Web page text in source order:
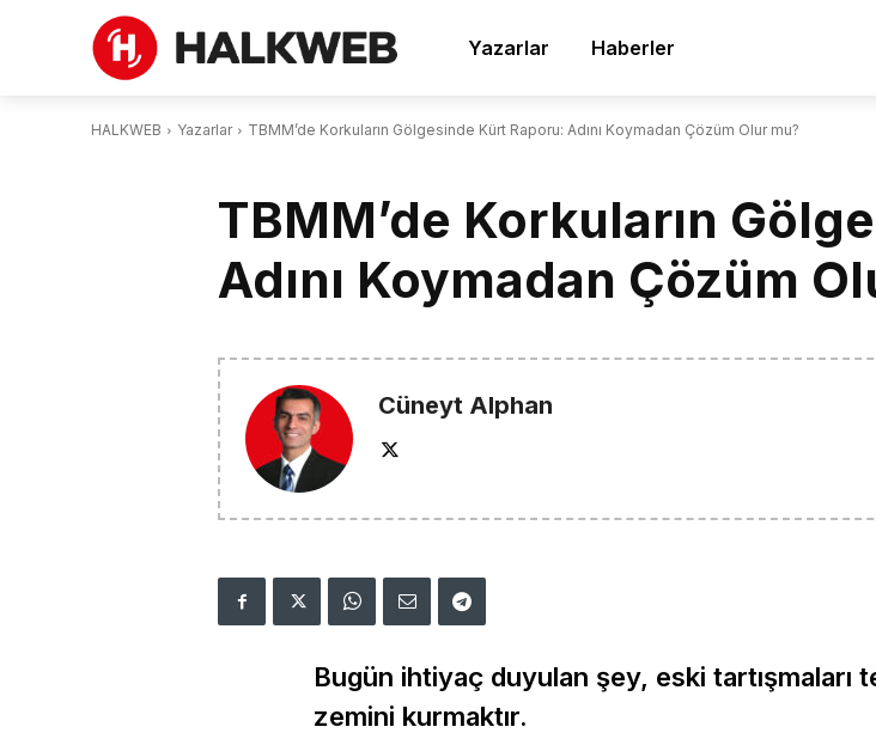
Yazarlar Haberler
HALKWEB Yazarlar TBMM’de Korkuların Gölgesinde Kürt Raporu: Adını Koymadan Çözüm Olur mu?
TBMM’de Korkuların
Adını Koymadan Çözüm
Cüneyt Alphan
Bugün ihtiyaç duyulan şey, eski
zemini kurmaktır.